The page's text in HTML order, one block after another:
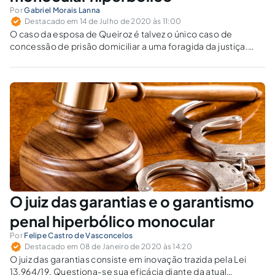
PorGabriel Morais Lanna
Destacado em 14 de Julho de 2020 às 11:00
O caso da esposa de Queiroz é talvez o único caso de
concessão de prisão domiciliar a uma foragida da justiça.
suficiente a decretação da prisão preventiva.
O juiz das garantias e o garantismo
penal hiperbólico monocular
Por Felipe Castro de Vasconcelos
Destacado em 08 de Janeiro de 2020 às 14:20
O juiz das garantias consiste em inovação trazida pela Lei
13.964/19. Questiona-se sua eficácia diante da atual